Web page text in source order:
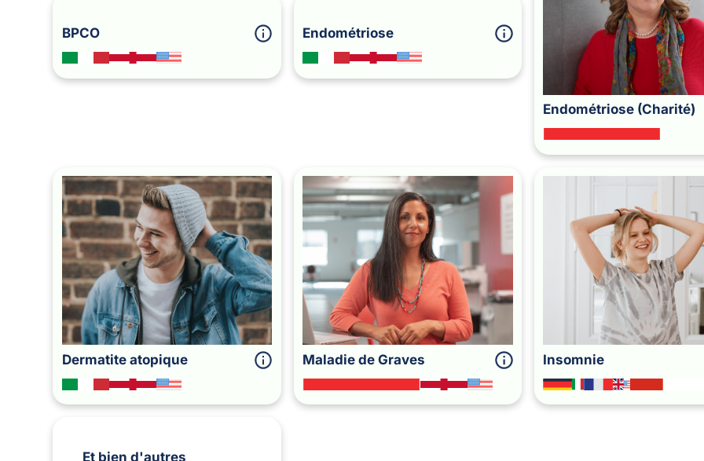
BPCO Endométriose
Endométriose (Charité)
Dermatite atopique Maladie de Graves Insomnie
Et bien d'autres